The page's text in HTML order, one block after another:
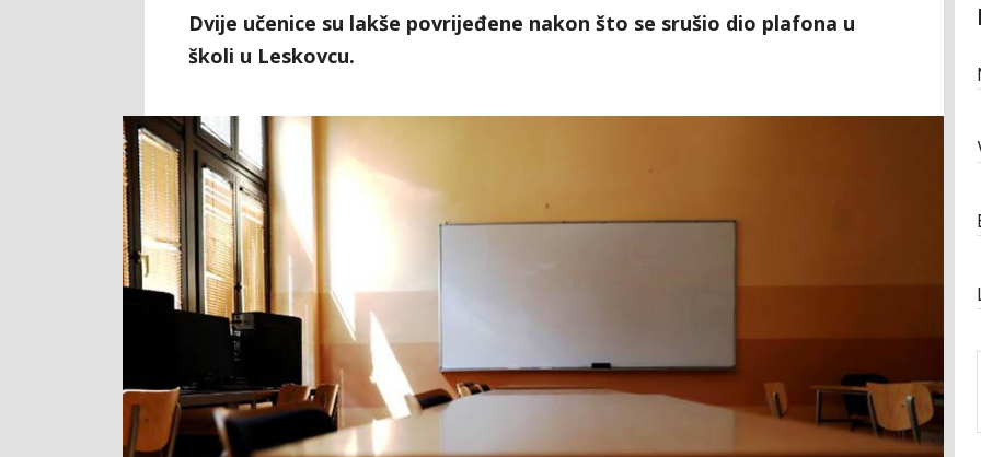
Dvije učenice su lakše povrijeđene nakon što se srušio dio plafona u
školi u Leskovcu.